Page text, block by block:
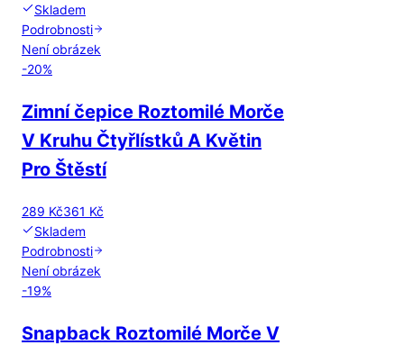
Skladem
Podrobnosti
Není obrázek
-20%
Zimní čepice Roztomilé Morče
V Kruhu Čtyřlístků A Květin
Pro Štěstí
289 Kč361 Kč
Skladem
Podrobnosti
Není obrázek
-19%
Snapback Roztomilé Morče V